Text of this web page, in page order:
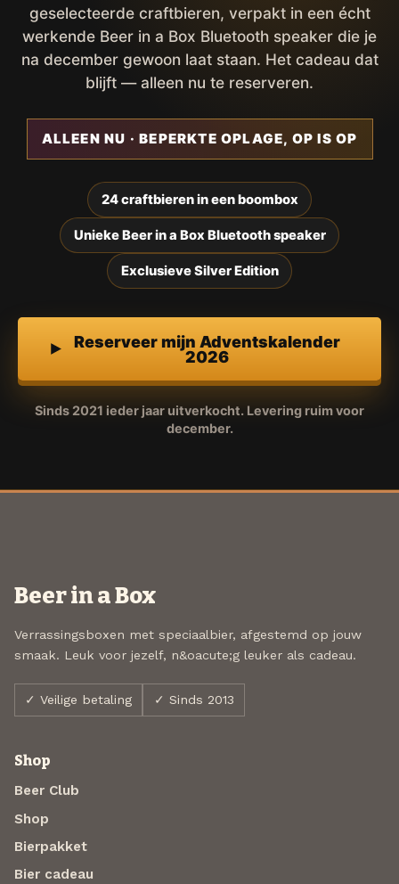
geselecteerde craftbieren, verpakt in een écht
werkende Beer in a Box Bluetooth speaker die je
na december gewoon laat staan. Het cadeau dat
blijft — alleen nu te reserveren.
ALLEEN NU · BEPERKTE OPLAGE, OP IS OP
24 craftbieren in een boombox
Unieke Beer in a Box Bluetooth speaker
Exclusieve Silver Edition
Reserveer mijn Adventskalender
2026
Sinds 2021 ieder jaar uitverkocht. Levering ruim voor
december.
Beer in a Box
Verrassingsboxen met speciaalbier, afgestemd op jouw
smaak. Leuk voor jezelf, n&oacute;g leuker als cadeau.
✓ Veilige betaling ✓ Sinds 2013
Shop
Beer Club
Shop
Bierpakket
Bier cadeau